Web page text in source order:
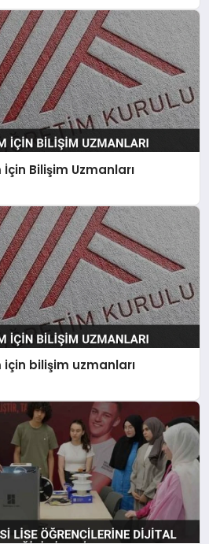
Bilişim Uzmanları
bilişim uzmanları